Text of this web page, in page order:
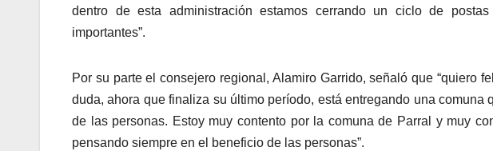
dentro de esta administración estamos cerrando un ciclo de postas
importantes”.
Por su parte el consejero regional, Alamiro Garrido, señaló que “quiero
duda, ahora que finaliza su último período, está entregando una
de las personas. Estoy muy contento por la comuna de Parral y muy
pensando siempre en el beneficio de las personas”.